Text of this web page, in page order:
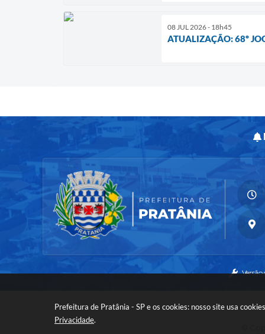
Prefeitura de Pratânia - SP e os cookies: nosso site usa
Privacidade.
08 JUL 2026 - 18h45
ATUALIZAÇÃO: 68º